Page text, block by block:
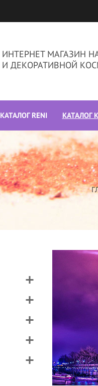
ИНТЕРНЕТ МАГАЗИН
И ДЕКОРАТИВНОЙ
КАТАЛОГ RENI КАТАЛОГ